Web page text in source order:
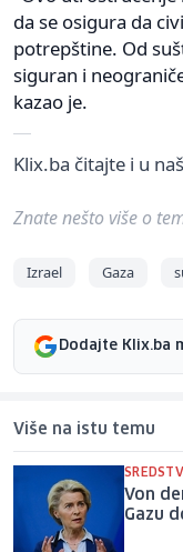
da se osigura da
potrepštine. Od
siguran i
kazao je.
Klix.ba čitajte i u
Znate nešto više o
Izrael Gaza
Dodajte Klix.ba
Više na istu temu
Von
Gazu